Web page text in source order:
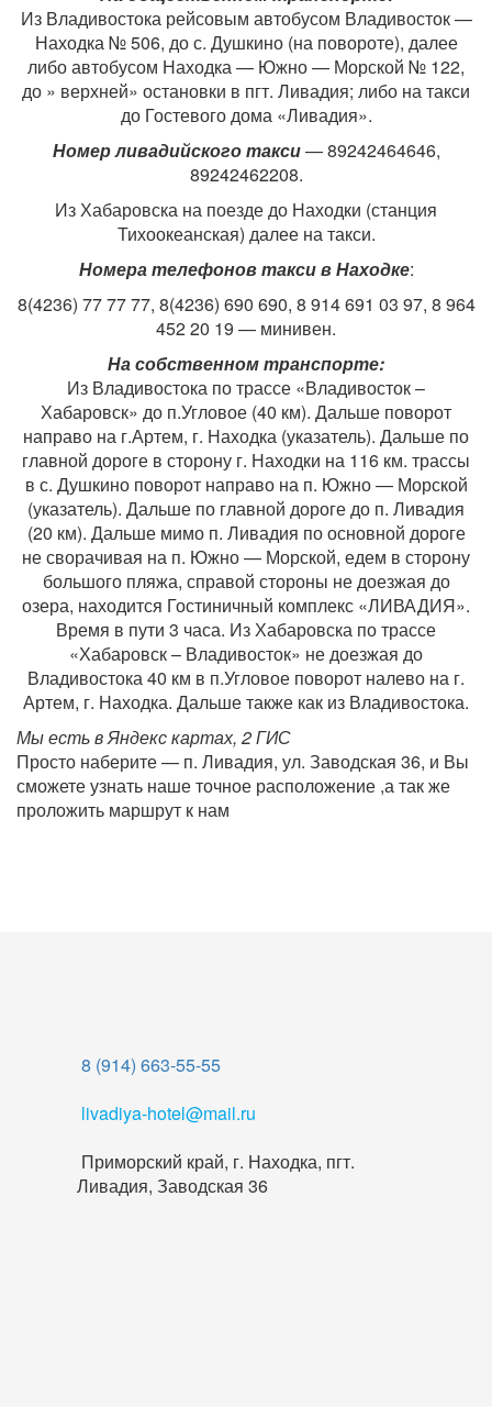
Из Владивостока рейсовым автобусом Владивосток —
Находка № 506, до с. Душкино (на повороте), далее
либо автобусом Находка — Южно — Морской № 122,
до » верхней» остановки в пгт. Ливадия; либо на такси
до Гостевого дома «Ливадия».
Номер ливадийского такси— 89242464646,
89242462208.
Из Хабаровска на поезде до Находки (станция
Тихоокеанская) далее на такси.
Номера телефонов такси в Находке:
8(4236) 77 77 77, 8(4236) 690 690, 8 914 691 03 97, 8 964
452 20 19 — минивен.
На собственном транспорте:
Из Владивостока по трассе «Владивосток –
Хабаровск» до п.Угловое (40 км). Дальше поворот
направо на г.Артем, г. Находка (указатель). Дальше по
главной дороге в сторону г. Находки на 116 км. трассы
в с. Душкино поворот направо на п. Южно — Морской
(указатель). Дальше по главной дороге до п. Ливадия
(20 км). Дальше мимо п. Ливадия по основной дороге
не сворачивая на п. Южно — Морской, едем в сторону
большого пляжа, справой стороны не доезжая до
озера, находится Гостиничный комплекс «ЛИВАДИЯ».
Время в пути 3 часа. Из Хабаровска по трассе
«Хабаровск – Владивосток» не доезжая до
Владивостока 40 км в п.Угловое поворот налево на г.
Артем, г. Находка. Дальше также как из Владивостока.
Мы есть в Яндекс картах, 2 ГИС
Просто наберите — п. Ливадия, ул. Заводская 36, и Вы
сможете узнать наше точное расположение ,а так же
проложить маршрут к нам
8 (914) 663-55-55
livadiya-hotel@mail.ru
Приморский край, г. Находка, пгт.
Ливадия, Заводская 36